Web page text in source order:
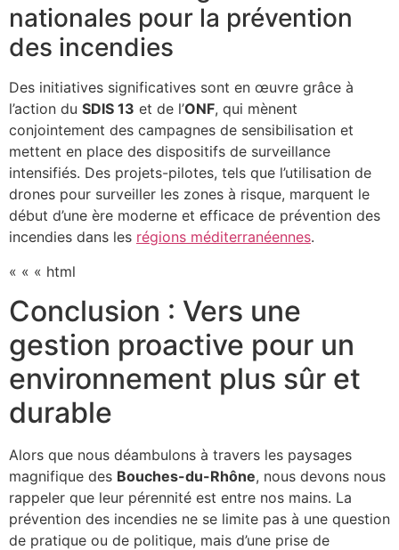
nationales pour la prévention
des incendies
Des initiatives significatives sont en œuvre grâce à
l’action du SDIS 13 et de l’ONF, qui mènent
conjointement des campagnes de sensibilisation et
mettent en place des dispositifs de surveillance
intensifiés. Des projets-pilotes, tels que l’utilisation de
drones pour surveiller les zones à risque, marquent le
début d’une ère moderne et efficace de prévention des
incendies dans les régions méditerranéennes.
« « « html
Conclusion : Vers une
gestion proactive pour un
environnement plus sûr et
durable
Alors que nous déambulons à travers les paysages
magnifique des Bouches-du-Rhône, nous devons nous
rappeler que leur pérennité est entre nos mains. La
prévention des incendies ne se limite pas à une question
de pratique ou de politique, mais d’une prise de